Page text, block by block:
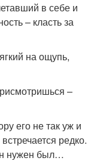
в себе и
– класть за
на ощупь,
–
его не так уж и
редко.
нужен был…